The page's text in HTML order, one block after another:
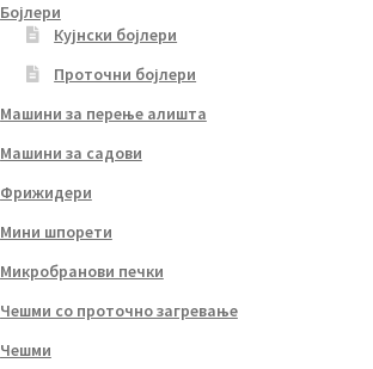
Бојлери
Кујнски бојлери
Проточни бојлери
Машини за перење алишта
Машини за садови
Фрижидери
Мини шпорети
Микробранови печки
Чешми со проточно загревање
Чешми